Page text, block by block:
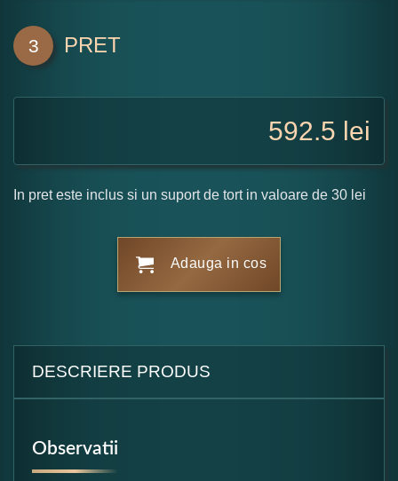
3 PRET
592.5 lei
In pret este inclus si un suport de tort in valoare de 30 lei
Adauga in cos
DESCRIERE PRODUS
Observatii